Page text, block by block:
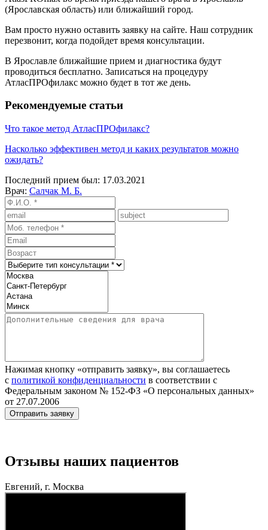
(Ярославская область) или ближайший город.
Вам просто нужно оставить заявку на сайте. Наш сотрудник
перезвонит, когда подойдет время консультации.
В Ярославле ближайшие прием и диагностика будут
проводиться бесплатно. Записаться на процедуру
АтласПРОфилакс можно будет в тот же день.
Рекомендуемые статьи
Что такое метод АтласПРОфилакс?
Насколько эффективен метод и каких результатов можно
ожидать?
Последний прием был: 17.03.2021
Врач: Салчак М. Б.
Нажимая кнопку «отправить заявку», вы соглашаетесь
с политикой конфиденциальности в соответствии с
Федеральным законом № 152‑ФЗ «О персональных данных»
от 27.07.2006
Отзывы наших пациентов
Евгений, г. Москва